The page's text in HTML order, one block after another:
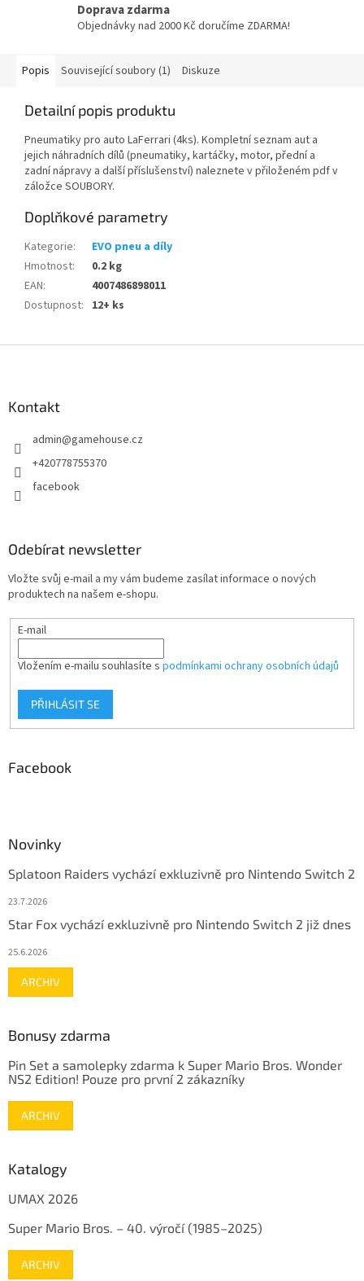
Doprava zdarma
Objednávky nad 2000 Kč doručíme ZDARMA!
Popis Související soubory (1) Diskuze
Detailní popis produktu
Pneumatiky pro auto LaFerrari (4ks). Kompletní seznam aut a
jejich náhradních dílů (pneumatiky, kartáčky, motor, přední a
zadní nápravy a další příslušenství) naleznete v přiloženém pdf v
záložce SOUBORY.
Doplňkové parametry
Kategorie:
EVO pneu a díly
Hmotnost:
0.2 kg
EAN:
4007486898011
Dostupnost: 12+ ks
Kontakt
admin@gamehouse.cz
+420778755370
facebook
Odebírat newsletter
Vložte svůj e-mail a my vám budeme zasílat informace o nových
produktech na našem e-shopu.
E-mail
Vložením e-mailu souhlasíte s podmínkami ochrany osobních údajů
PŘIHLÁSIT SE
Facebook
Novinky
Splatoon Raiders vychází exkluzivně pro Nintendo Switch 2
23.7.2026
Star Fox vychází exkluzivně pro Nintendo Switch 2 již dnes
25.6.2026
ARCHIV
Bonusy zdarma
Pin Set a samolepky zdarma k Super Mario Bros. Wonder
NS2 Edition! Pouze pro první 2 zákazníky
ARCHIV
Katalogy
UMAX 2026
Super Mario Bros. – 40. výročí (1985–2025)
ARCHIV